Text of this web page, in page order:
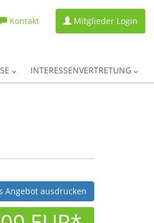
Kontakt Mitglieder Login
INTERESSENVERTRETUNG
Angebot ausdrucken